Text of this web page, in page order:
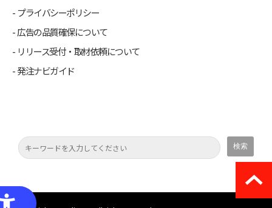
プライバシーポリシー
広告の品質確保について
リリース受付・取材依頼について
発注ナビガイド